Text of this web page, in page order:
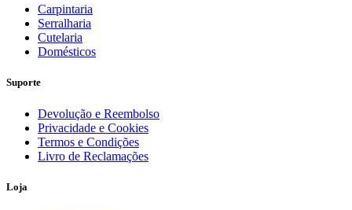
Carpintaria
Serralharia
Cutelaria
Domésticos
Suporte
Devolução e Reembolso
Privacidade e Cookies
Termos e Condições
Livro de Reclamações
Loja